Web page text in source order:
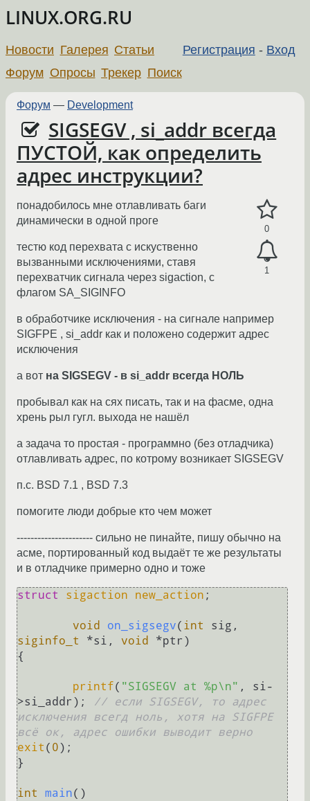
LINUX.ORG.RU
Регистрация - Вход
Новости Галерея Статьи
Форум Опросы Трекер Поиск
Форум — Development
SIGSEGV , si_addr всегда
ПУСТОЙ, как определить
адрес инструкции?
0
1
понадобилось мне отлавливать баги
динамически в одной проге
тестю код перехвата с искуственно
вызванными исключениями, ставя
перехватчик сигнала через sigaction, с
флагом SA_SIGINFO
в обработчике исключения - на сигнале например
SIGFPE , si_addr как и положено содержит адрес
исключения
а вот на SIGSEGV - в si_addr всегда НОЛЬ
пробывал как на сях писать, так и на фасме, одна
хрень рыл гугл. выхода не нашёл
а задача то простая - программно (без отладчика)
отлавливать адрес, по котрому возникает SIGSEGV
п.с. BSD 7.1 , BSD 7.3
помогите люди добрые кто чем может
---------------------- сильно не пинайте, пишу обычно на
асме, портированный код выдаёт те же результаты
и в отладчике примерно одно и тоже
struct sigaction new_action ;
void on_sigsegv( int
siginfo_t
*si, void
*ptr)
{
printf( "SIGSEGV at %p\n" , si-
>si_addr);
// если SIGSEGV, то адрес
исключения всегд ноль, хотя на SIGFPE
всё ок, адрес ошибки выводит верно
exit ( 0);
}
int main()